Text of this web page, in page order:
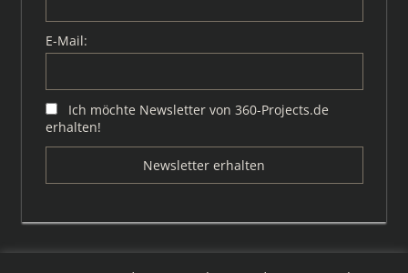
E-Mail:
Ich möchte Newsletter von 360-Projects.de
erhalten!